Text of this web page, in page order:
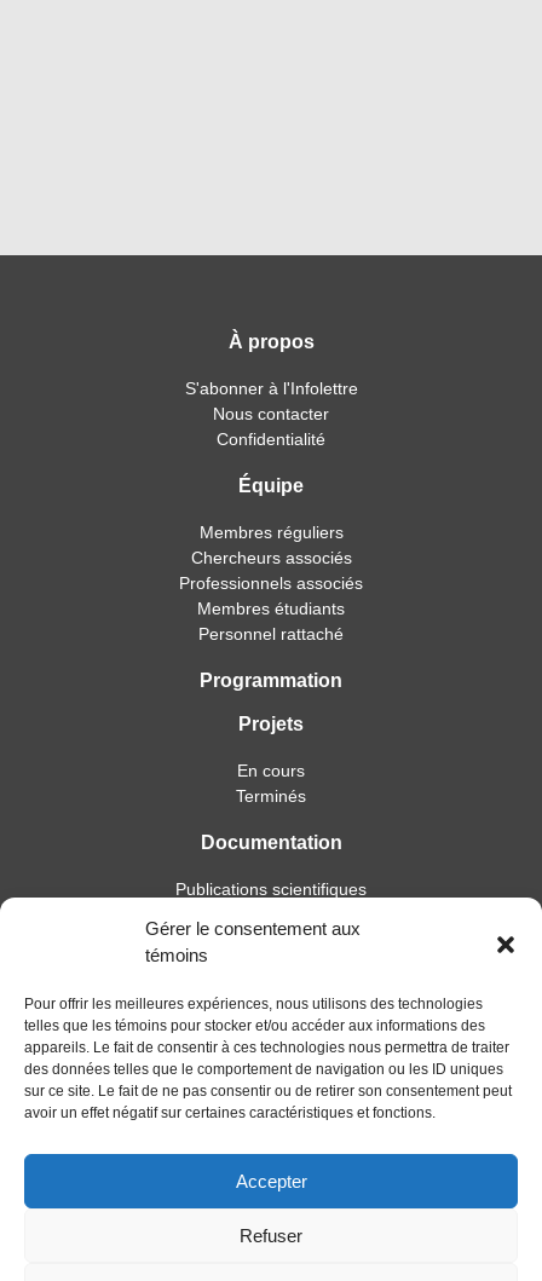
Gérer le consentement aux
témoins
Pour offrir les meilleures expériences, nous utilisons des technologies
telles que les témoins pour stocker et/ou accéder aux informations des
appareils. Le fait de consentir à ces technologies nous permettra de traiter
des données telles que le comportement de navigation ou les ID uniques
sur ce site. Le fait de ne pas consentir ou de retirer son consentement peut
avoir un effet négatif sur certaines caractéristiques et fonctions.
Accepter
Refuser
À propos
S'abonner à l'Infolettre
Nous contacter
Confidentialité
Équipe
Membres réguliers
Chercheurs associés
Professionnels associés
Membres étudiants
Personnel rattaché
Programmation
Projets
En cours
Terminés
Documentation
Publications scientifiques
Soutien à l’intervention
Essais, mémoires et thèses
Activités
Blogue
Nouvelles